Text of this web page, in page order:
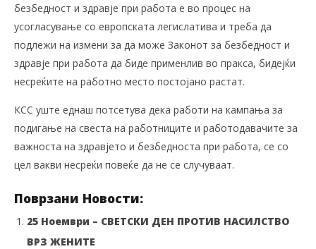
безбедност и здравје при работа е во процес на
усогласување со европската легислатива и треба да
подлежи на измени за да може Законот за безбедност и
здравје при работа да биде применлив во пракса, бидејќи
несреќите на работно место постојано растат.
КСС уште еднаш потсетува дека работи на кампања за
подигање на свеста на работниците и работодавачите за
важноста на здравјето и безбедноста при работа, се со
цел вакви несреќи повеќе да не се случуваат.
Поврзани Новости:
25 Ноември – СВЕТСКИ ДЕН ПРОТИВ НАСИЛСТВО
ВРЗ ЖЕНИТЕ